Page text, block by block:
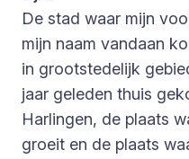
De stad waar mijn
mijn naam vandaan
in grootstedelijk
jaar geleden thuis
Harlingen, de plaats
groeit en de plaats